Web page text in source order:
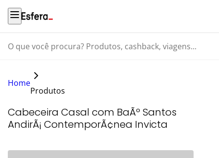
O que você procura? Produtos, cashback, viagens...
Home
Produtos
Cabeceira Casal com BaÃº Santos
AndirÃ¡ ContemporÃ¢nea Invicta